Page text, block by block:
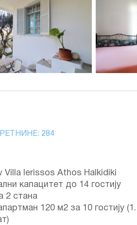
284
Villa Ierissos Athos Halkidiki
капацитет до 14 гостију
2 стана
120 м2 за 10 гостију (1.